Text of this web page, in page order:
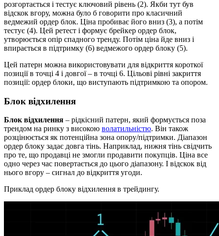
розгортається і тестує ключовий рівень (2). Якби тут був
відскок вгору, можна було б говорити про класичний
ведмежий ордер блок. Ціна пробиває його вниз (3), а потім
тестує (4). Цей ретест і формує брейкер ордер блок,
утворюється опір спадного тренду. Потім ціна йде вниз і
впирається в підтримку (6) ведмежого ордер блоку (5).
Цей патерн можна використовувати для відкриття короткої
позиції в точці 4 і довгої – в точці 6. Цільові рівні закриття
позиції: ордер блоки, що виступають підтримкою та опором.
Блок відхилення
Блок відхилення – рідкісний патерн, який формується поза
трендом на ринку з високою волатильністю. Він також
розцінюється як потенційна зона опору/підтримки. Діапазон
ордер блоку задає довга тінь. Наприклад, нижня тінь свідчить
про те, що продавці не змогли продавити покупців. Ціна все
одно через час повертається до цього діапазону. І відскок від
нього вгору – сигнал до відкриття угоди.
Приклад ордер блоку відхилення в трейдингу.